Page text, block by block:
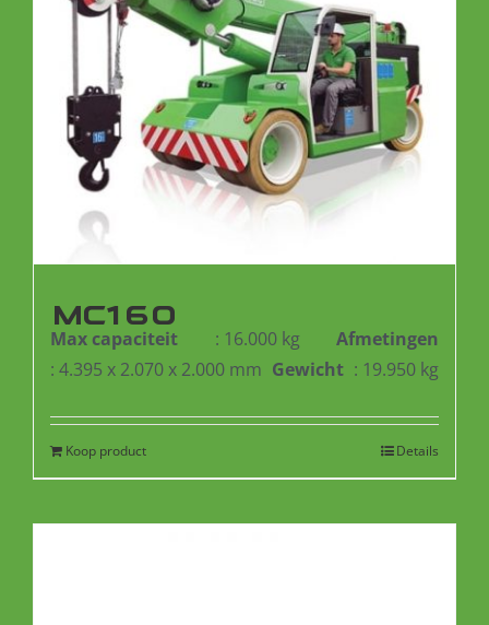
MC160
Max capaciteit : 16.000 kg
Afmetingen
: 4.395 x 2.070 x 2.000 mm Gewicht : 19.950 kg
Koop product Details